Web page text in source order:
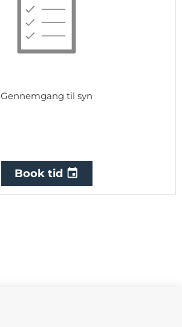
Gennemgang til syn
Book tid 